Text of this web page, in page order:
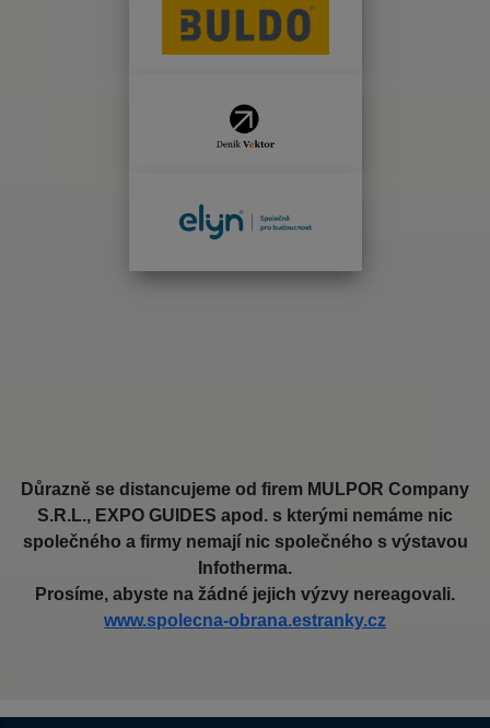
Důrazně se distancujeme od firem MULPOR Company
S.R.L., EXPO GUIDES apod. s kterými nemáme nic
společného a firmy nemají nic společného s výstavou
Infotherma.
Prosíme, abyste na žádné jejich výzvy nereagovali.
www.spolecna-obrana.estranky.cz